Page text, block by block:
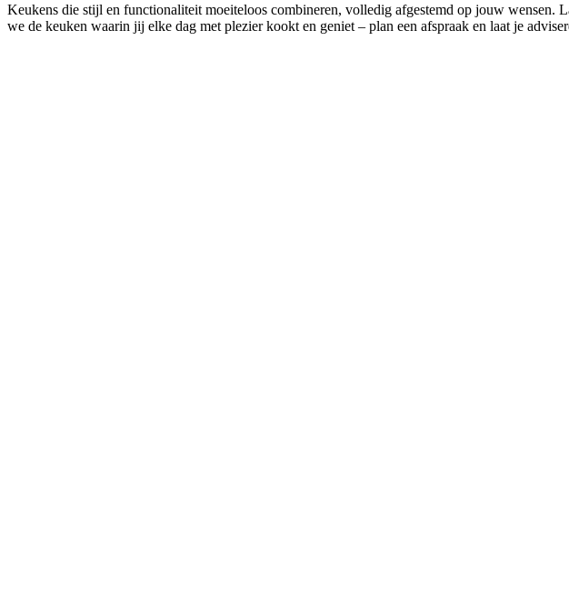
Keukens die stijl en functionaliteit moeiteloos combineren, volledig afgestemd op jouw wensen.
we de keuken waarin jij elke dag met plezier kookt en geniet – plan een afspraak en laat je